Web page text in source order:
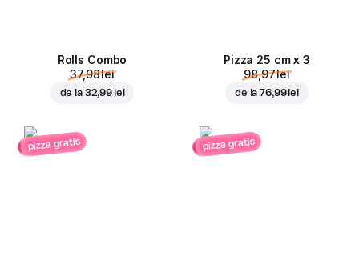
Rolls Combo
37,98 lei
de la 32,99 lei
Pizza 25 cm x 3
98,97 lei
de la76,99 lei
pizza gratis pizza gratis